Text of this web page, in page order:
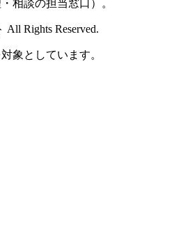
相談の担当窓口）。
Rights Reserved.
象としています。